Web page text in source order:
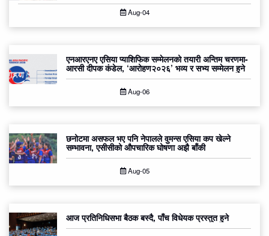
Aug-04
एनआरएनए एसिया प्याशिफिक सम्मेलनको तयारी अन्तिम चरणमा-
आरसी दीपक कंडेल, ‘आरोहण२०२६’ भव्य र सभ्य सम्मेलन हुने
Aug-06
छनोटमा असफल भए पनि नेपालले वुमन्स एसिया कप खेल्ने
सम्भावना, एसीसीको औपचारिक घोषणा अझै बाँकी
Aug-05
आज प्रतिनिधिसभा बैठक बस्दै, पाँच विधेयक प्रस्तुत हुने